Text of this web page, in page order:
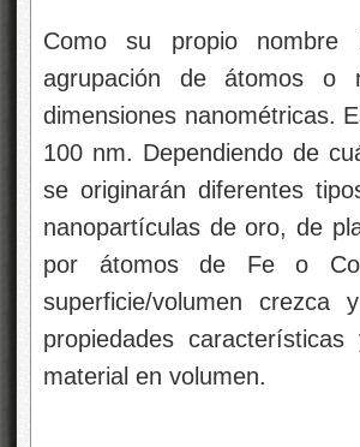
Como su propio nombre
agrupación de átomos o
dimensiones nanométricas.
100 nm. Dependiendo de
se originarán diferentes
nanopartículas de oro, de
por átomos de Fe o
superficie/volumen
propiedades
material en volumen.